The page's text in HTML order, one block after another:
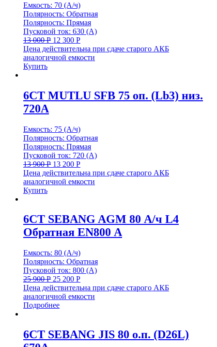
Емкость: 70 (А/ч)
Полярность: Обратная
Полярность: Прямая
Пусковой ток: 630 (А)
13 000Р 12 300 Р
Цена действительна при сдаче старого АКБ
аналогичной емкости
Купить
6СТ MUTLU SFB 75 оп. (Lb3) низ.
720А
Емкость: 75 (А/ч)
Полярность: Обратная
Полярность: Прямая
Пусковой ток: 720 (А)
13 900Р 13 200 Р
Цена действительна при сдаче старого АКБ
аналогичной емкости
Купить
6СТ SEBANG AGM 80 А/ч L4
Обратная EN800 А
Емкость: 80 (А/ч)
Полярность: Обратная
Пусковой ток: 800 (А)
25 900Р 25 200 Р
Цена действительна при сдаче старого АКБ
аналогичной емкости
Подробнее
6СТ SEBANG JIS 80 о.п. (D26L)